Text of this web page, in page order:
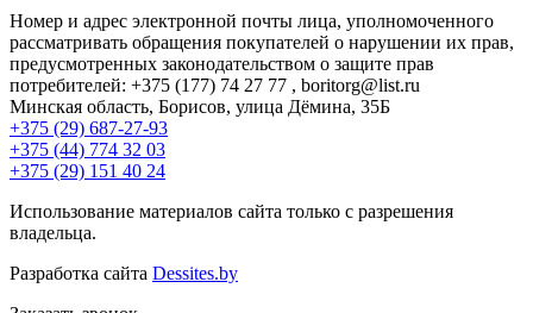
Номер и адрес электронной почты лица, уполномоченного
рассматривать обращения покупателей о нарушении их прав,
предусмотренных законодательством о защите прав
потребителей: +375 (177) 74 27 77 , boritorg@list.ru
Минская область, Борисов, улица Дёмина, 35Б
+375 (29) 687-27-93
+375 (44) 774 32 03
+375 (29) 151 40 24
Использование материалов сайта только с разрешения
владельца.
Разработка сайта Dessites.by